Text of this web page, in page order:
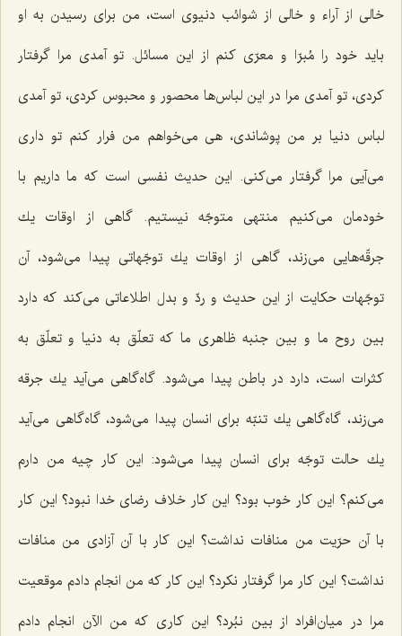
خالی از آراء و خالی از شوائب دنیوی است، من برای رسیدن به او
باید خود را مُبرّا و معرّی كنم از این مسائل. تو آمدی مرا گرفتار
كردی، تو آمدی مرا در این لباس‌ها محصور و محبوس كردی، تو آمدی
لباس دنیا بر من پوشاندی، هی می‌خواهم من فرار كنم تو داری
می‌آیی مرا گرفتار می‌كنی. این حدیث نفسی است كه ما داریم با
خودمان می‌كنیم منتهی متوجّه نیستیم. گاهی از اوقات یك
جرقّه‌هایی می‌زند، گاهی از اوقات یك توجّهاتی پیدا می‌شود، آن
توجّهات حكایت از این حدیث و ردّ و بدل اطلاعاتی می‌كند كه دارد
بین روح ما و بین جنبه ظاهری ما كه تعلّق به دنیا و تعلّق به
كثرات است، دارد در باطن پیدا می‌شود. گاه‌گاهی می‌آید یك جرقه
می‌زند، گاه‌گاهی یك تنبّه برای انسان پیدا می‌شود، گاه‌گاهی می‌آید
یك حالت توجّه برای انسان پیدا می‌شود: این كار چیه من دارم
می‌كنم؟ این كار خوب بود؟ این كار خلاف رضای خدا نبود؟ این كار
با آن حرّیت من منافات نداشت؟ این كار با آن آزادی من منافات
نداشت؟ این كار مرا گرفتار نكرد؟ این كار كه من انجام دادم موقعیت
مرا در میان‌افراد از بین نبُرد؟ این كاری كه من الآن انجام دادم